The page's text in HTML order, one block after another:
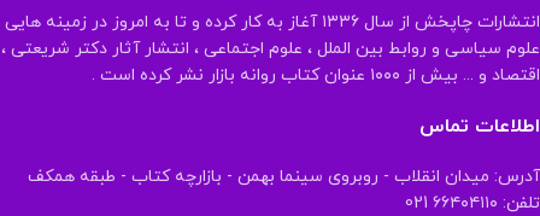
انتشارات چاپخش از سال ۱۳۳۶ آغاز به کار کرده و تا به امروز در زمینه هایی
علوم سیاسی و روابط بین الملل ، علوم اجتماعی ، انتشار آثار دکتر شریعتی ،
اقتصاد و ... بیش از ۱۰۰۰ عنوان کتاب روانه بازار نشر کرده است .
اطلاعات تماس
آدرس: میدان انقلاب - روبروی سینما بهمن - بازارچه کتاب - طبقه همکف
تلفن: ۶۶۴۰۴۱۱۰ 021